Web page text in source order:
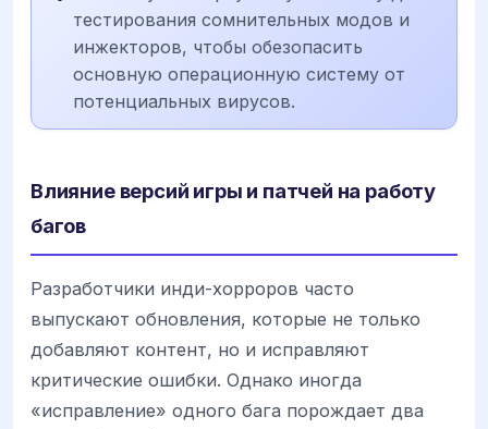
тестирования сомнительных модов и
инжекторов, чтобы обезопасить
основную операционную систему от
потенциальных вирусов.
Влияние версий игры и патчей на работу
багов
Разработчики инди-хорроров часто
выпускают обновления, которые не только
добавляют контент, но и исправляют
критические ошибки. Однако иногда
«исправление» одного бага порождает два